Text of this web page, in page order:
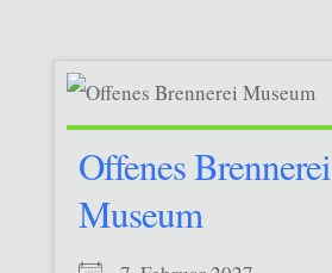
Offenes Brennerei
Museum